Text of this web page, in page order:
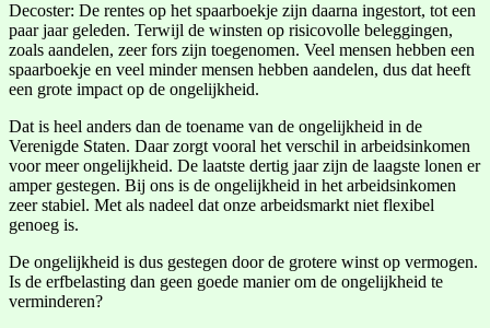
Decoster: De rentes op het spaarboekje zijn daarna ingestort, tot een
paar jaar geleden. Terwijl de winsten op risicovolle beleggingen,
zoals aandelen, zeer fors zijn toegenomen. Veel mensen hebben een
spaarboekje en veel minder mensen hebben aandelen, dus dat heeft
een grote impact op de ongelijkheid.
Dat is heel anders dan de toename van de ongelijkheid in de
Verenigde Staten. Daar zorgt vooral het verschil in arbeidsinkomen
voor meer ongelijkheid. De laatste dertig jaar zijn de laagste lonen er
amper gestegen. Bij ons is de ongelijkheid in het arbeidsinkomen
zeer stabiel. Met als nadeel dat onze arbeidsmarkt niet flexibel
genoeg is.
De ongelijkheid is dus gestegen door de grotere winst op vermogen.
Is de erfbelasting dan geen goede manier om de ongelijkheid te
verminderen?